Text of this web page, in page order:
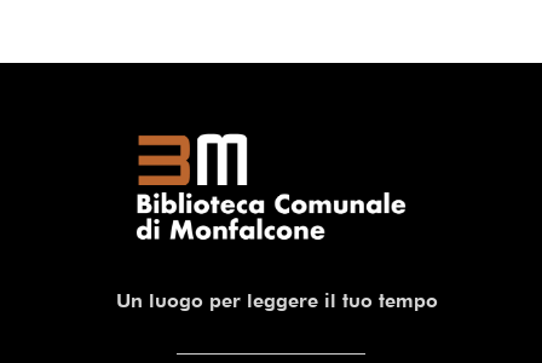
Un luogo per leggere il tuo tempo